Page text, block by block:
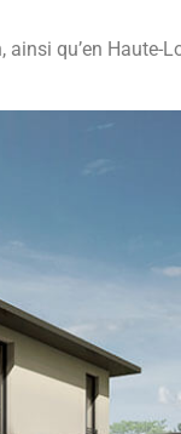
qu’en Haute-